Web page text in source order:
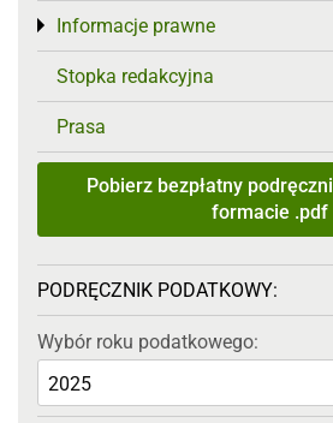
Informacje prawne
Toggle menu
Stopka redakcyjna
Prasa
Pobierz bezpłatny
formacie .pdf
PODRĘCZNIK PODATKOWY:
Wybór roku podatkowego: